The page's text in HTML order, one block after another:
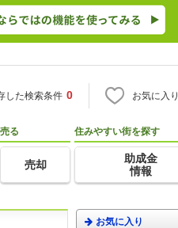
した検索条件 0 お気に入り
売る
売却
住みやすい街を探す
助成金
情報
お気に入り